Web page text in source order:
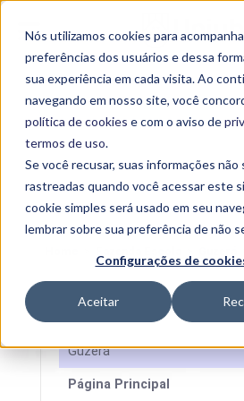
Nós utilizamos cookies para
preferências dos usuários e dessa
sua experiência em cada visita. Ao
navegando em nosso site, você
política de cookies e com o aviso de
termos de uso.
Se você recusar, suas informações não
rastreadas quando você acessar este
cookie simples será usado em seu
lembrar sobre sua preferência de não
Configurações de
Aceitar
Guzerá
Página Principal